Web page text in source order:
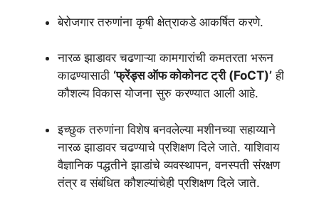
बेरोजगार तरुणांना कृषी क्षेत्राकडे आकर्षित करणे.
नारळ झाडावर चढणाऱ्या कामगारांची कमतरता भरून
काढण्यासाठी ‘फ्रेंड्स ऑफ कोकोनट ट्री (FoCT)’ ही
कौशल्य विकास योजना सुरु करण्यात आली आहे.
इच्छुक तरुणांना विशेष बनवलेल्या मशीनच्या सहाय्याने
नारळ झाडावर चढण्याचे प्रशिक्षण दिले जाते. याशिवाय
वैज्ञानिक पद्धतीने झाडांचे व्यवस्थापन, वनस्पती संरक्षण
तंत्र व संबंधित कौशल्यांचेही प्रशिक्षण दिले जाते.